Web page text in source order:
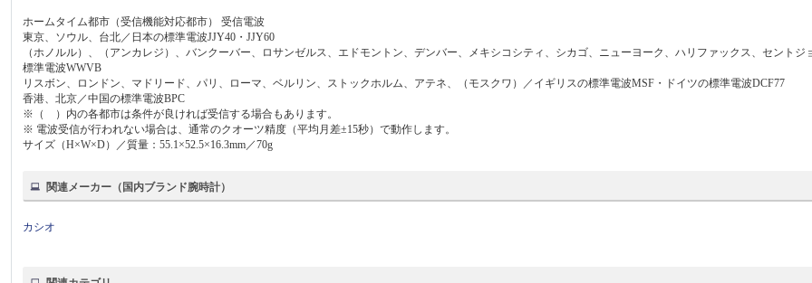
ホームタイム都市（受信機能対応都市） 受信電波
東京、ソウル、台北／日本の標準電波JJY40・JJY60
（ホノルル）、（アンカレジ）、バンクーバー、ロサンゼルス、エドモントン、デンバー、メキシコシティ、シカゴ、ニューヨーク、ハリファックス、セントジ
標準電波WWVB
リスボン、ロンドン、マドリード、パリ、ローマ、ベルリン、ストックホルム、アテネ、（モスクワ）／イギリスの標準電波MSF・ドイツの標準電波DCF77
香港、北京／中国の標準電波BPC
※（ ）内の各都市は条件が良ければ受信する場合もあります。
※ 電波受信が行われない場合は、通常のクオーツ精度（平均月差±15秒）で動作します。
サイズ（H×W×D）／質量：55.1×52.5×16.3mm／70g
関連メーカー（国内ブランド腕時計）
カシオ